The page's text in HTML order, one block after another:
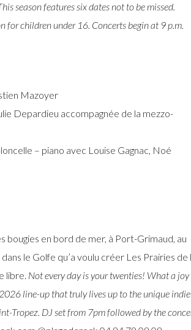
season features six dates not to be missed.
for children under 16. Concerts begin at 9 p.m.
Mazoyer
Depardieu accompagnée de la mezzo-
– piano avec Louise Gagnac, Noé
bougies en bord de mer, à Port-Grimaud, au
le Golfe qu’a voulu créer Les Prairies de
libre. Not every day is your twenties! What a
line-up that truly lives up to the unique
Tropez. DJ set from 7pm followed by the